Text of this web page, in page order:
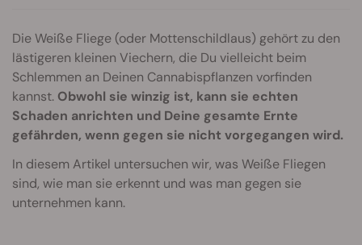
Die Weiße Fliege (oder Mottenschildlaus) gehört zu den
lästigeren kleinen Viechern, die Du vielleicht beim
Schlemmen an Deinen Cannabispflanzen vorfinden
kannst. Obwohl sie winzig ist, kann sie echten
Schaden anrichten und Deine gesamte Ernte
gefährden, wenn gegen sie nicht vorgegangen wird.
In diesem Artikel untersuchen wir, was Weiße Fliegen
sind, wie man sie erkennt und was man gegen sie
unternehmen kann.